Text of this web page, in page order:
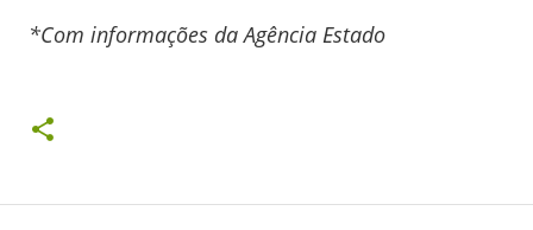
*Com informações da Agência Estado